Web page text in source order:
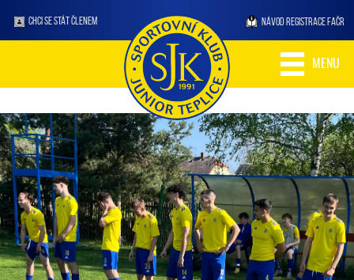
CHCI SE STÁT ČLENEM NÁVOD REGISTRACE FAČR
MENU